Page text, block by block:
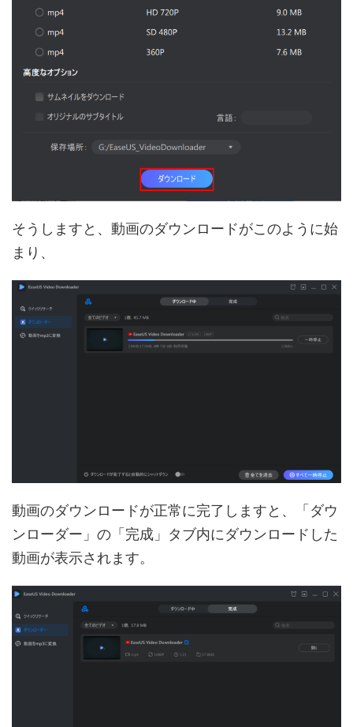
そうしますと、動画のダウンロードがこのように始
まり、
動画のダウンロードが正常に完了しますと、「ダウ
ンローダー」の「完成」タブ内にダウンロードした
動画が表示されます。